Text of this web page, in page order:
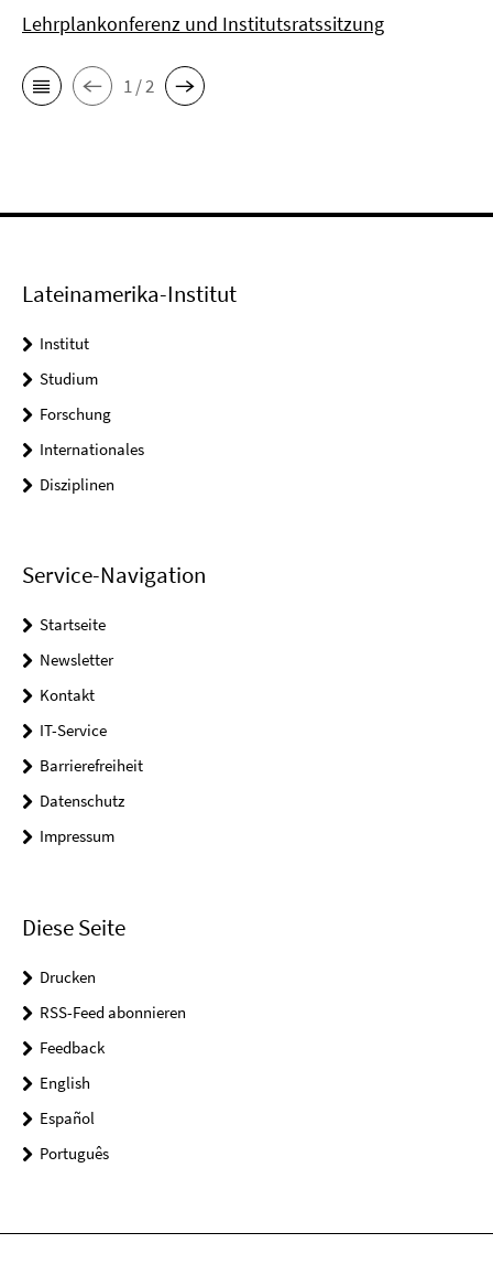
Lehrplankonferenz und Institutsratssitzung
1 / 2
Lateinamerika-Institut
Institut
Studium
Forschung
Internationales
Disziplinen
Service-Navigation
Startseite
Newsletter
Kontakt
IT-Service
Barrierefreiheit
Datenschutz
Impressum
Diese Seite
Drucken
RSS-Feed abonnieren
Feedback
English
Español
Português